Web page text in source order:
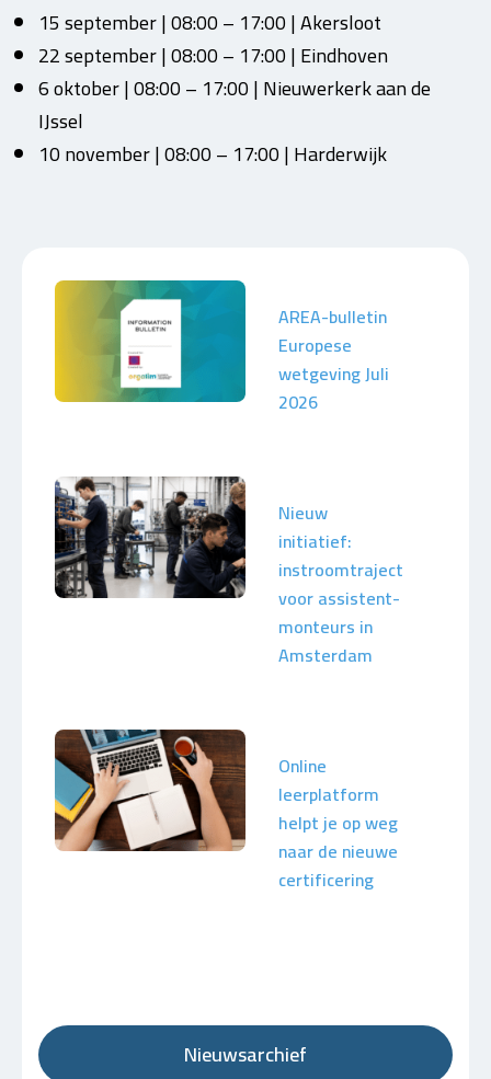
15 september | 08:00 – 17:00 | Akersloot
22 september | 08:00 – 17:00 | Eindhoven
6 oktober | 08:00 – 17:00 | Nieuwerkerk aan de
IJssel
10 november | 08:00 – 17:00 | Harderwijk
AREA-bulletin
Europese
wetgeving Juli
2026
Nieuw
initiatief:
instroomtraject
voor assistent-
monteurs in
Amsterdam
Online
leerplatform
helpt je op weg
naar de nieuwe
certificering
Nieuwsarchief